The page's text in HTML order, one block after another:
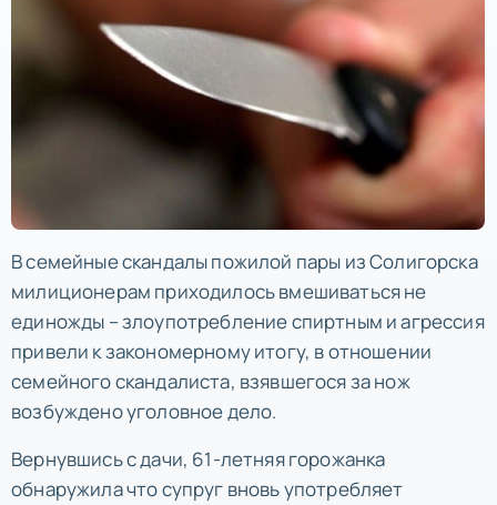
В семейные скандалы пожилой пары из Солигорска
милиционерам приходилось вмешиваться не
единожды – злоупотребление спиртным и агрессия
привели к закономерному итогу, в отношении
семейного скандалиста, взявшегося за нож
возбуждено уголовное дело.
Вернувшись с дачи, 61-летняя горожанка
обнаружила что супруг вновь употребляет